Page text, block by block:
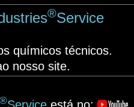
®Service
químicos técnicos.
nosso site.
®